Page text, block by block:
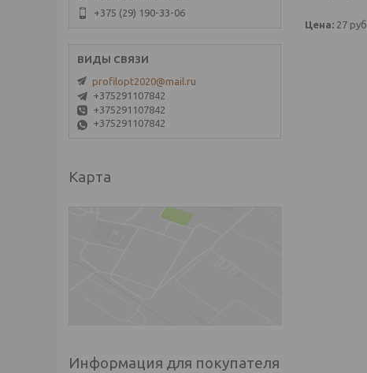
Цена: 27 руб.
+375 (29) 190-33-06
profilopt2020@mail.ru
+375291107842
+375291107842
+375291107842
Карта
Информация для покупателя